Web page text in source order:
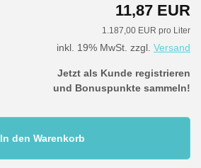
11,87 EUR
1.187,00 EUR pro Liter
inkl. 19% MwSt. zzgl. Versand
Jetzt als Kunde registrieren
und Bonuspunkte sammeln!
In den Warenkorb